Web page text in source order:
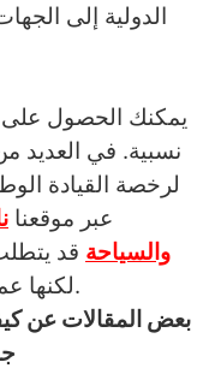
الدولية إلى
يمكنك الحصول على
نسبية. في العديد
لرخصة القيادة
عبر موقعنا
والسياحة قد
لكنها عملية غالبًا مبسطة وتتم بسرعة.
بعض المقالات عن